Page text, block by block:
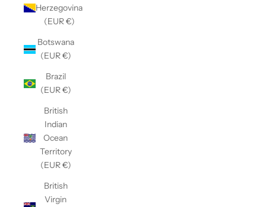
Herzegovina
(EUR €)
Botswana
(EUR €)
Brazil
(EUR €)
British
Indian
Ocean
Territory
(EUR €)
British
Virgin